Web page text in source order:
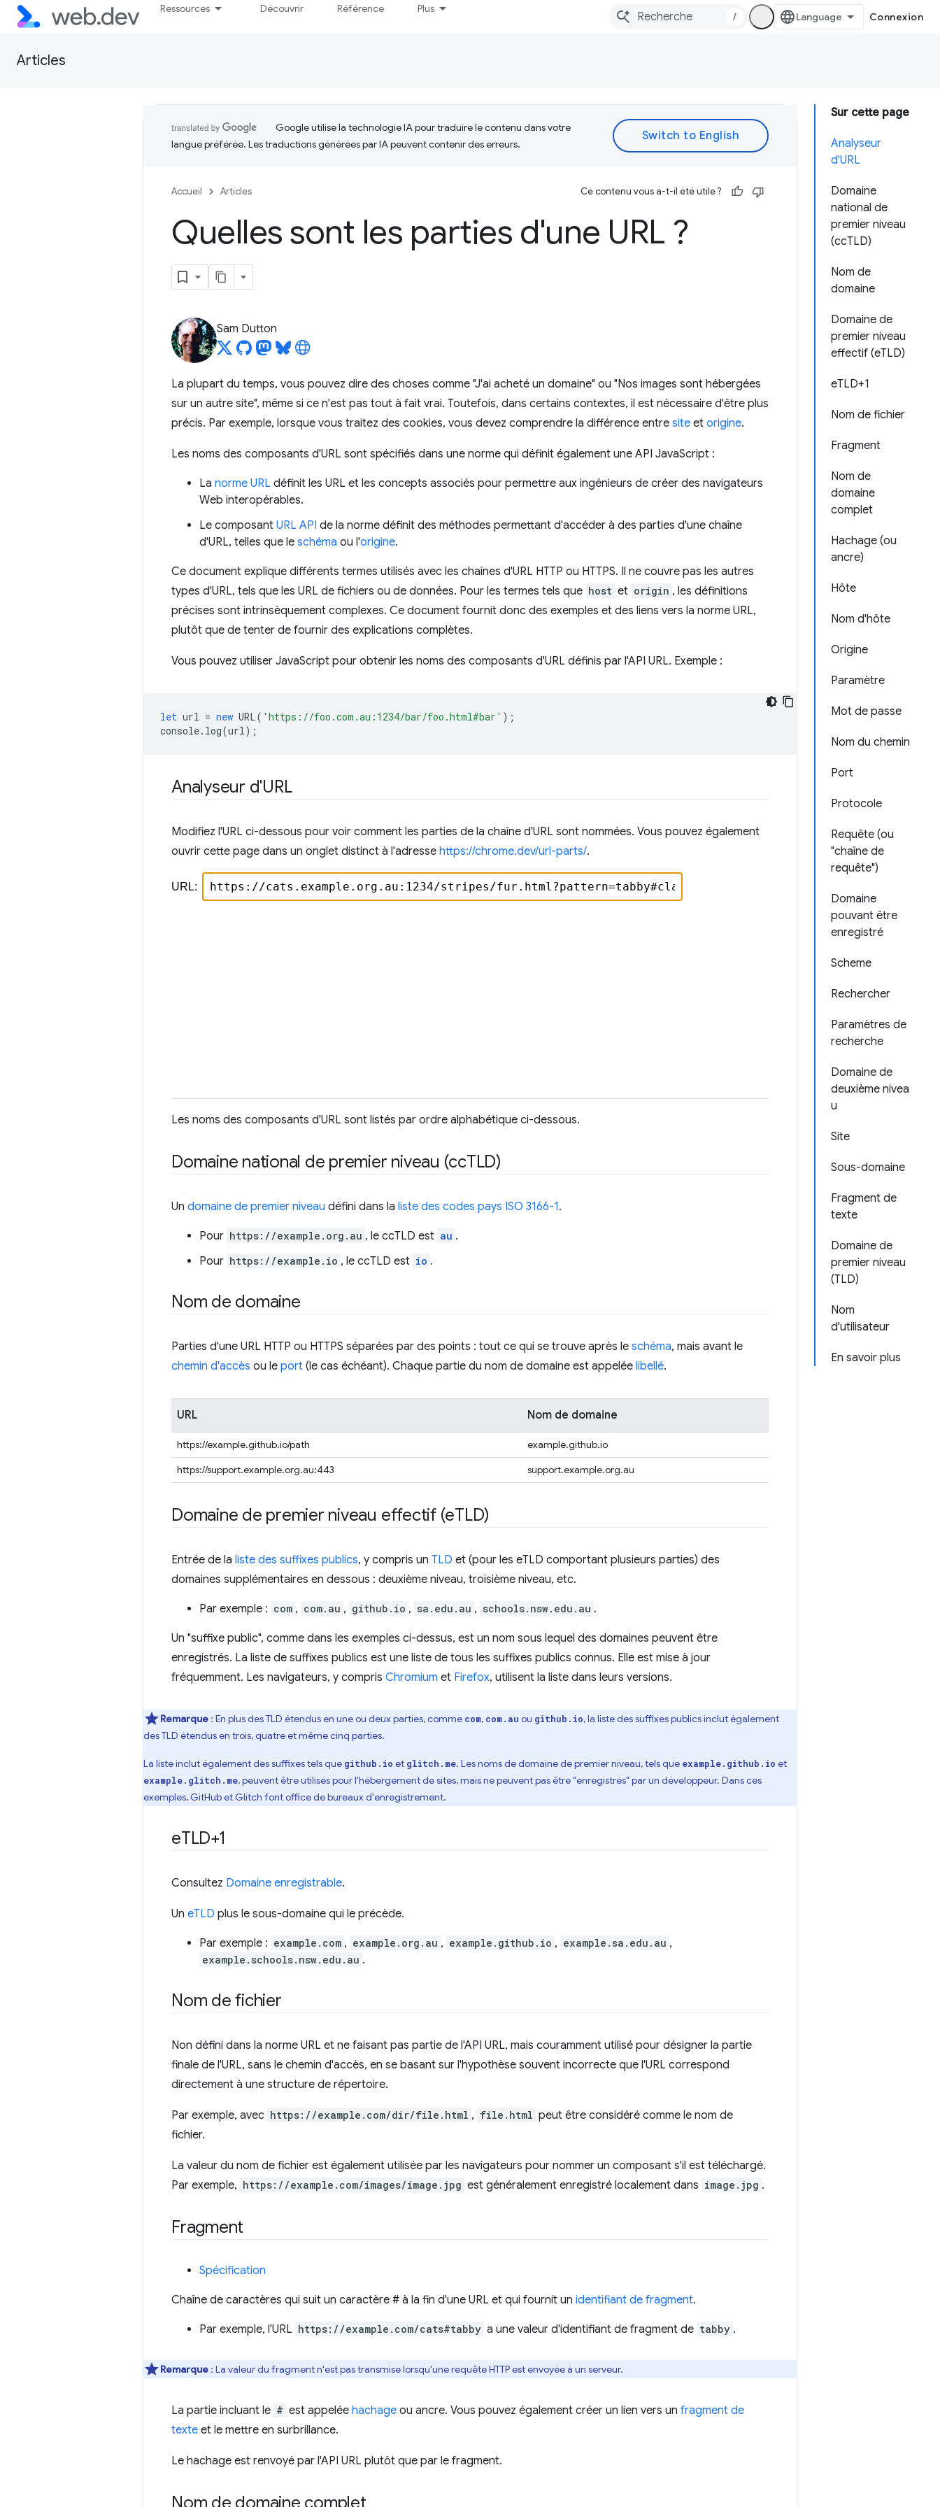
Ressources Découvrir Référence Plus
/ Connexion
Articles
Sur cette page
Analyseur
d'URL
Domaine
national de
premier niveau
(ccTLD)
Nom de
domaine
Domaine de
premier niveau
effectif (eTLD)
eTLD+1
Nom de fichier
Fragment
Nom de
domaine
complet
Hachage (ou
ancre)
Hôte
Nom d'hôte
Origine
Paramètre
Mot de passe
Nom du chemin
Port
Protocole
Requête (ou
"chaîne de
requête")
Domaine
pouvant être
enregistré
Scheme
Rechercher
Paramètres de
recherche
Domaine de
deuxième nivea
u
Site
Sous-domaine
Fragment de
texte
Domaine de
premier niveau
(TLD)
Nom
d'utilisateur
En savoir plus
Google utilise la technologie IA pour traduire le contenu dans votre
langue préférée. Les traductions générées par IA peuvent contenir des erreurs.
Accueil Articles Ce contenu vous a-t-il été utile ?
Quelles sont les parties d'une URL ?
Sam Dutton
La plupart du temps, vous pouvez dire des choses comme "J'ai acheté un domaine" ou "Nos images sont hébergées
sur un autre site", même si ce n'est pas tout à fait vrai. Toutefois, dans certains contextes, il est nécessaire d'être plus
précis. Par exemple, lorsque vous traitez des cookies, vous devez comprendre la différence entre site et origine.
Les noms des composants d'URL sont spécifiés dans une norme qui définit également une API JavaScript :
La norme URL définit les URL et les concepts associés pour permettre aux ingénieurs de créer des navigateurs
Web interopérables.
Le composant URL API de la norme définit des méthodes permettant d'accéder à des parties d'une chaîne
d'URL, telles que le schéma ou l'origine.
Ce document explique différents termes utilisés avec les chaînes d'URL HTTP ou HTTPS. Il ne couvre pas les autres
types d'URL, tels que les URL de fichiers ou de données. Pour les termes tels que host et origin , les définitions
précises sont intrinsèquement complexes. Ce document fournit donc des exemples et des liens vers la norme URL,
plutôt que de tenter de fournir des explications complètes.
Vous pouvez utiliser JavaScript pour obtenir les noms des composants d'URL définis par l'API URL. Exemple :
let url = new URL( 'https://foo.com.au:1234/bar/foo.html#bar' );
console. log(url);
Analyseur d'URL
Modifiez l'URL ci-dessous pour voir comment les parties de la chaîne d'URL sont nommées. Vous pouvez également
ouvrir cette page dans un onglet distinct à l'adresse https://chrome.dev/url-parts/.
Les noms des composants d'URL sont listés par ordre alphabétique ci-dessous.
Domaine national de premier niveau (ccTLD)
Un domaine de premier niveau défini dans la liste des codes pays ISO 3166-1.
Pour https://example.org.au , le ccTLD est au .
Pour https://example.io , le ccTLD est io .
Nom de domaine
Parties d'une URL HTTP ou HTTPS séparées par des points : tout ce qui se trouve après le schéma, mais avant le
chemin d'accès ou le port (le cas échéant). Chaque partie du nom de domaine est appelée libellé.
URL Nom de domaine
https://example.github.io/path
example.github.io
https://support.example.org.au:443
support.example.org.au
Domaine de premier niveau effectif (eTLD)
Entrée de la liste des suffixes publics, y compris un TLD et (pour les eTLD comportant plusieurs parties) des
domaines supplémentaires en dessous : deuxième niveau, troisième niveau, etc.
Par exemple : com , com.au , github.io , sa.edu.au , schools.nsw.edu.au .
Un "suffixe public", comme dans les exemples ci-dessus, est un nom sous lequel des domaines peuvent être
enregistrés. La liste de suffixes publics est une liste de tous les suffixes publics connus. Elle est mise à jour
fréquemment. Les navigateurs, y compris Chromium et Firefox, utilisent la liste dans leurs versions.
Remarque : En plus des TLD étendus en une ou deux parties, comme com, com.au ou github.io, la liste des suffixes publics inclut également
des TLD étendus en trois, quatre et même cinq parties.
La liste inclut également des suffixes tels que github.io et glitch.me. Les noms de domaine de premier niveau, tels que example.github.io et
example.glitch.me, peuvent être utilisés pour l'hébergement de sites, mais ne peuvent pas être "enregistrés" par un développeur. Dans ces
exemples, GitHub et Glitch font office de bureaux d'enregistrement.
eTLD+1
Consultez Domaine enregistrable.
Un eTLD plus le sous-domaine qui le précède.
Par exemple : example.com , example.org.au , example.github.io , example.sa.edu.au ,
example.schools.nsw.edu.au .
Nom de fichier
Non défini dans la norme URL et ne faisant pas partie de l'API URL, mais couramment utilisé pour désigner la partie
finale de l'URL, sans le chemin d'accès, en se basant sur l'hypothèse souvent incorrecte que l'URL correspond
directement à une structure de répertoire.
Par exemple, avec https://example.com/dir/file.html , file.html peut être considéré comme le nom de
fichier.
La valeur du nom de fichier est également utilisée par les navigateurs pour nommer un composant s'il est téléchargé.
Par exemple, https://example.com/images/image.jpg est généralement enregistré localement dans image.jpg .
Fragment
Spécification
Chaîne de caractères qui suit un caractère # à la fin d'une URL et qui fournit un identifiant de fragment.
Par exemple, l'URL https://example.com/cats#tabby a une valeur d'identifiant de fragment de tabby .
Remarque : La valeur du fragment n'est pas transmise lorsqu'une requête HTTP est envoyée à un serveur.
La partie incluant le # est appelée hachage ou ancre. Vous pouvez également créer un lien vers un fragment de
texte et le mettre en surbrillance.
Le hachage est renvoyé par l'API URL plutôt que par le fragment.
Nom de domaine complet